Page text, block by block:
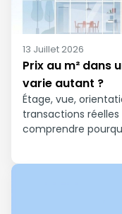
13 Juillet 2026
Prix au m² dans
varie autant ?
Étage, vue,
transactions
comprendre